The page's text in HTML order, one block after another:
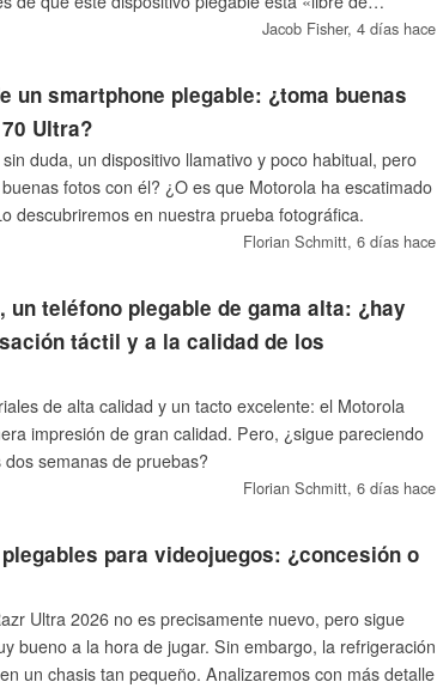
Jacob Fisher, 4 días hace
un smartphone plegable: ¿toma buenas
Ultra?
duda, un dispositivo llamativo y poco habitual, pero
fotos con él? ¿O es que Motorola ha escatimado
descubriremos en nuestra prueba fotográfica.
Florian Schmitt, 6 días hace
un teléfono plegable de gama alta: ¿hay
táctil y a la calidad de los
de alta calidad y un tacto excelente: el Motorola
impresión de gran calidad. Pero, ¿sigue pareciendo
semanas de pruebas?
Florian Schmitt, 6 días hace
para videojuegos: ¿concesión o
Ultra 2026 no es precisamente nuevo, pero sigue
bueno a la hora de jugar. Sin embargo, la refrigeración
un chasis tan pequeño. Analizaremos con más detalle